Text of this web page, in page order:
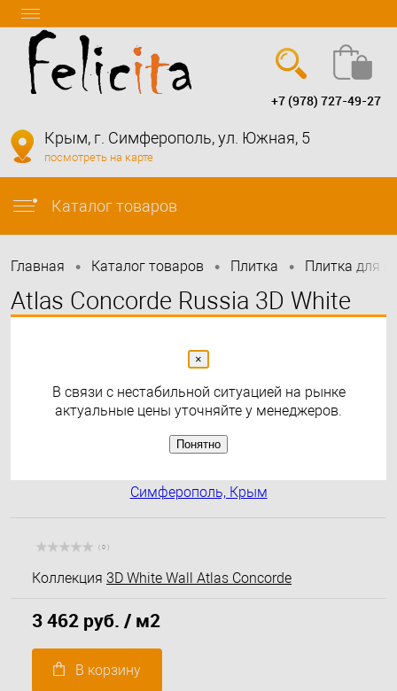
info@felicita-crimea.ru
+7 (978) 727-49-27
Крым, г. Симферополь, ул. Южная, 5
посмотреть на карте
Каталог товаров
Главная • Каталог товаров • Плитка • Плитка для
Atlas Concorde Russia 3D White
Рекомендуем
( 0 )
Коллекция 3D White Wall Atlas Concorde
3 462 руб. / м2
В корзину
×
В связи с нестабильной ситуацией на рынке
актуальные цены уточняйте у менеджеров.
Понятно